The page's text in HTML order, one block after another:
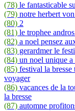
(78) le fantasticable
(79) notre herbert
(80) 2
(81) le trophee
(82) a noel pensez
(83) gerardmer le
(84) un noel unique a
(85) festival la bresse
voyager
(86) vacances de la
la bresse
(87) automne